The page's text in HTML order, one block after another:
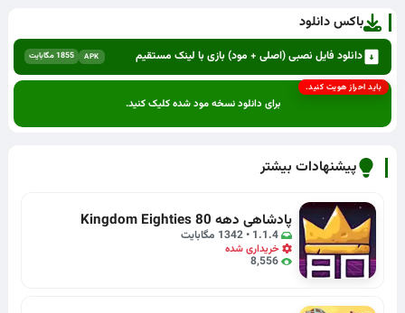
باکس دانلود
دانلود فایل نصبی (اصلی + مود) بازی با لینک مستقیم APK 1855 مگابایت
باید احراز هویت کنید.
برای دانلود نسخه مود شده کلیک کنید.
پیشنهادات بیشتر
پادشاهی دهه 80 Kingdom Eighties
1.1.4 • 1342 مگابایت
خریداری شده
8,556